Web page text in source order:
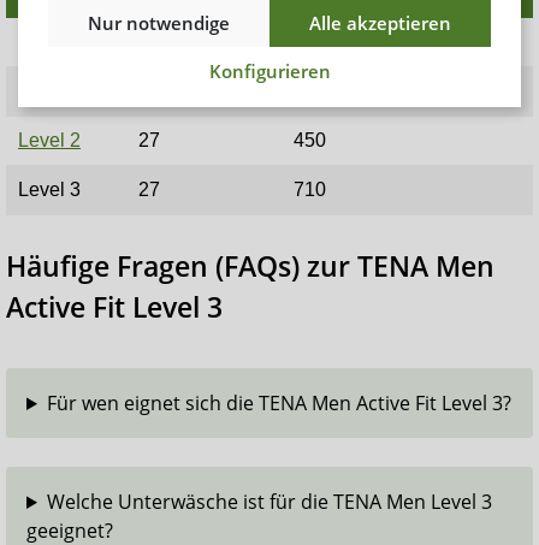
Level 2 27 450
Level 3 27 710
Häufige Fragen (FAQs) zur TENA Men
Active Fit Level 3
Für wen eignet sich die TENA Men Active Fit Level 3?
Welche Unterwäsche ist für die TENA Men Level 3
geeignet?
Nur notwendige
Alle akzeptieren
Konfigurieren